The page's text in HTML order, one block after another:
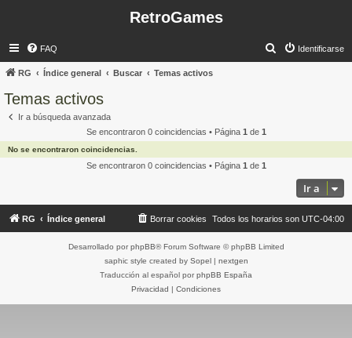
RetroGames
FAQ Identificarse
r
RG Índice general Buscar Temas activos
Temas activos
Ir a búsqueda avanzada
Se encontraron 0 coincidencias • Página 1 de 1
No se encontraron coincidencias.
Se encontraron 0 coincidencias • Página 1 de 1
Ir a
RG Índice general Todos los horarios son UTC-04:00
Borrar cookies
Desarrollado por phpBB® Forum Software © phpBB Limited
saphic style created by Sopel| nextgen
Traducción al español por phpBB España
Privacidad | Condiciones